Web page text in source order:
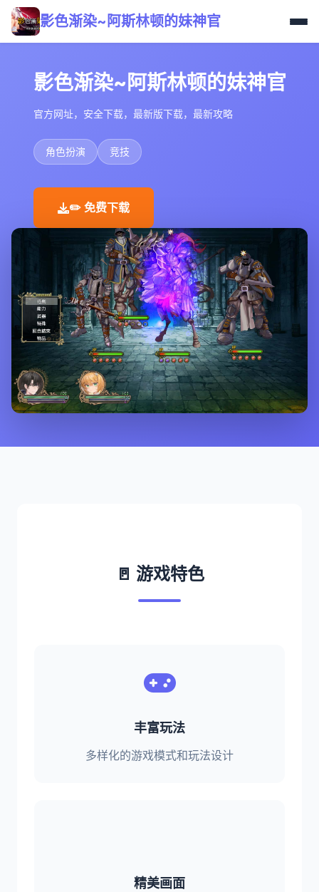
影色渐染~阿斯林顿的妹神官
影色渐染~阿斯林顿的妹神官
官方网址，安全下载，最新版下载，最新攻略
角色扮演 竞技
✏️ 免费下载
🚪 游戏特色
丰富玩法
多样化的游戏模式和玩法设计
精美画面